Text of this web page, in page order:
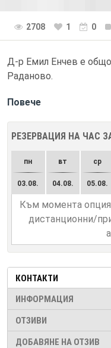
2708 1 0
Д-р Емил Енчев е
Раданово.
Повече
РЕЗЕРВАЦИЯ НА ЧАС
пн
03.08.
вт
04.08.
ср
05.08.
Към момента
дистанционни/
КОНТАКТИ
ИНФОРМАЦИЯ
ОТЗИВИ
ДОБАВЯНЕ НА ОТЗИВ